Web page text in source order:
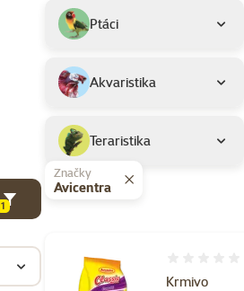
Ptáci
Akvaristika
Teraristika
1
Značky
Avicentra
Krmivo